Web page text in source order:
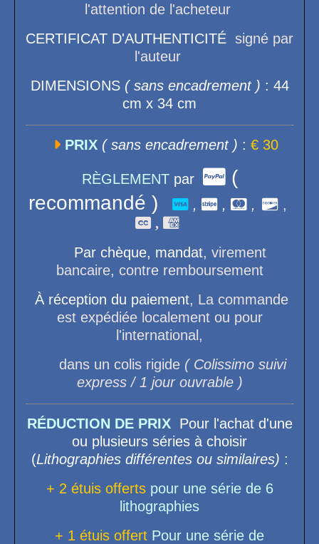
l'attention de l'acheteur
CERTIFICAT D'AUTHENTICITÉ signé par
l'auteur
DIMENSIONS ( sans encadrement ) : 44
cm x 34 cm
 PRIX ( sans encadrement ) : € 30
RÈGLEMENTpar (
recommandé )
 ,  ,  ,  ,
 , 
Par chèque, mandat, virement
bancaire, contre remboursement
À réception du paiement, La commande
est expédiée localement ou pour
l'international,
dans un colis rigide ( Colissimo suivi
express / 1 jour ouvrable )
RÉDUCTION DE PRIX
Pour l'achat d'une
ou plusieurs séries à choisir
(Lithographies différentes ou similaires) :
+ 2 étuis offertspour une série de 6
lithographies
+ 1 étuis offert Pour une série de